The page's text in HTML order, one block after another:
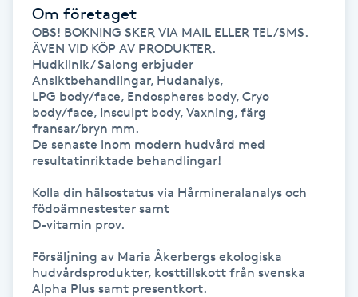
Katun fransar
Kemisk peeling
Keratinbehandling
Kinesiologi
Kinesisk medicin
Kiropraktik
Klangmassage
Om företaget
OBS! BOKNING SKER VIA MAIL ELLER TEL/SMS.
ÄVEN VID KÖP AV PRODUKTER.
Hudklinik/ Salong erbjuder
Ansiktbehandlingar, Hudanalys,
LPG body/face, Endospheres body, Cryo
body/face, Insculpt body, Vaxning, färg
fransar/bryn mm.
De senaste inom modern hudvård med
resultatinriktade behandlingar!
Kolla din hälsostatus via Hårmineralanalys och
födoämnestester samt
D-vitamin prov.
Försäljning av Maria Åkerbergs ekologiska
hudvårdsprodukter, kosttillskott från svenska
Alpha Plus samt presentkort.